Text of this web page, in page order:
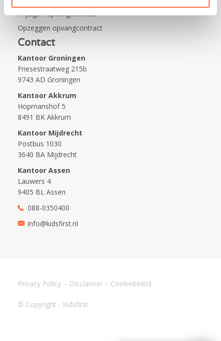
Wijzigen opvangcontract
Opzeggen opvangcontract
Contact
Kantoor Groningen
Friesestraatweg 215b
9743 AD Groningen
Kantoor Akkrum
Hopmanshof 5
8491 BK Akkrum
Kantoor Mijdrecht
Postbus 1030
3640 BA Mijdrecht
Kantoor Assen
Lauwers 4
9405 BL Assen
088-0350400
info@kidsfirst.nl
© Copyright - Kidsfirst
Privacy Policy – Disclaimer – Cookiebeleid